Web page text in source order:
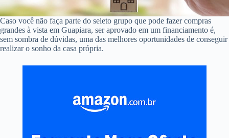
Caso você não faça parte do seleto grupo que pode fazer compras
grandes à vista em Guapiara, ser aprovado em um financiamento é,
sem sombra de dúvidas, uma das melhores oportunidades de conseguir
realizar o sonho da casa própria.